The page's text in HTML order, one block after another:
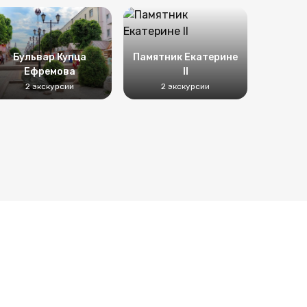
Бульвар Купца
Ефремова
2 экскурсии
Памятник Екатерине
2 экскурсии